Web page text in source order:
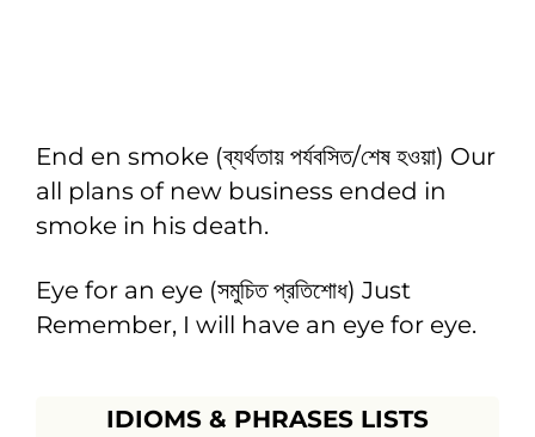
End en smoke (ব্যর্থতায় পর্যবসিত/শেষ হওয়া) Our
all plans of new business ended in
smoke in his death.
Eye for an eye (সমুচিত প্রতিশোধ) Just
Remember, I will have an eye for eye.
IDIOMS & PHRASES LISTS